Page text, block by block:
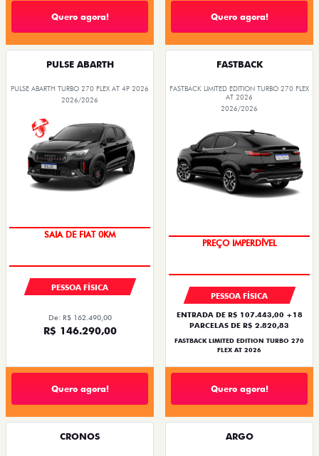
Quero agora! Quero agora!
PULSE ABARTH
PULSE ABARTH TURBO 270 FLEX AT 4P 2026
2026/2026
SAIA DE FIAT 0KM
PESSOA FÍSICA
De: R$ 162.490,00
R$ 146.290,00
Quero agora!
FASTBACK
FASTBACK LIMITED EDITION TURBO 270 FLEX
AT 2026
2026/2026
PREÇO IMPERDÍVEL
PESSOA FÍSICA
ENTRADA DE R$ 107.443,00 +18
PARCELAS DE R$ 2.820,83
FASTBACK LIMITED EDITION TURBO 270
FLEX AT 2026
Quero agora!
CRONOS ARGO